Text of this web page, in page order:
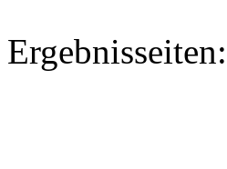
Ergebnisseiten: